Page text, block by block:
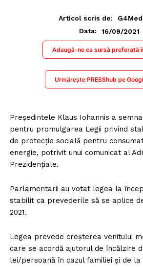
Articol scris de:
Data:
16/09/2021
Adaugă-ne ca sursă preferată
Urmărește PRESShub pe
Președintele Klaus Iohannis a
pentru promulgarea Legii privind
de protecție socială pentru
energie, potrivit unui comunicat al
Prezidențiale.
Parlamentarii au votat legea la
stabilit ca prevederile să se aplice
2021.
Legea prevede creșterea venitului
care se acordă ajutorul de încălzire
lei/persoană în cazul familiei și de la